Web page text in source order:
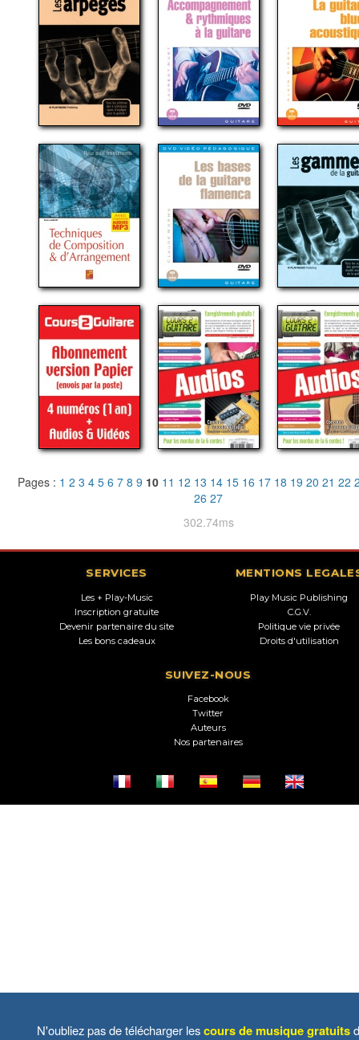
Pages : 1 2 3 4 5 6 7 8 9 10 11 12 13 14 15 16 17 18 19 20 21 22
26 27
302.74ms
SERVICES
Les + Play-Music
Inscription gratuite
Devenir partenaire du site
Les bons cadeaux
MENTIONS
Play Music Publishing
C.G.V.
Politique vie privée
Droits d'utilisation
SUIVEZ-NOUS
Facebook
Twitter
Auteurs
Nos partenaires
N'oubliez pas de télécharger lescours de musique gratuits